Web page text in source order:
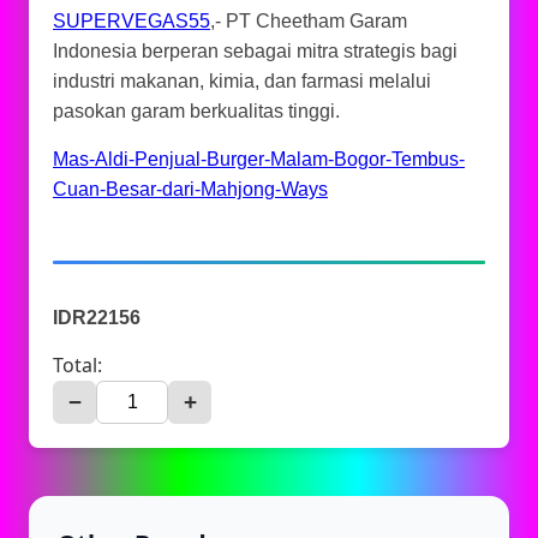
SUPERVEGAS55,- PT Cheetham Garam
Indonesia berperan sebagai mitra strategis bagi
industri makanan, kimia, dan farmasi melalui
pasokan garam berkualitas tinggi.
Mas-Aldi-Penjual-Burger-Malam-Bogor-Tembus-
Cuan-Besar-dari-Mahjong-Ways
IDR22156
Total:
− +